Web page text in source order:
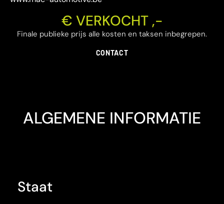
€ VERKOCHT ,-
Finale publieke prijs alle kosten en taksen inbegrepen.
CONTACT
ALGEMENE INFORMATIE
Staat